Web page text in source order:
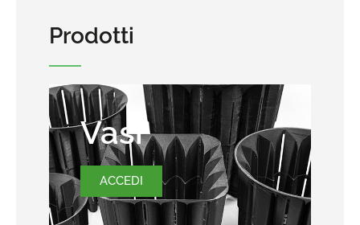
Prodotti
Vasi
ACCEDI